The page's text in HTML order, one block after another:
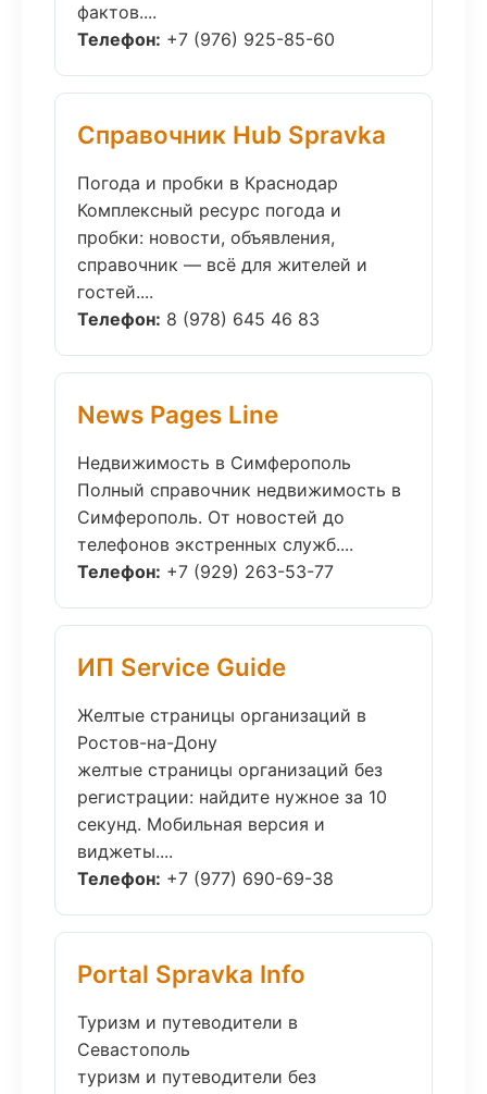
фактов....
Телефон: +7 (976) 925-85-60
Справочник Hub Spravka
Погода и пробки в Краснодар
Комплексный ресурс погода и
пробки: новости, объявления,
справочник — всё для жителей и
гостей....
Телефон: 8 (978) 645 46 83
News Pages Line
Недвижимость в Симферополь
Полный справочник недвижимость в
Симферополь. От новостей до
телефонов экстренных служб....
Телефон: +7 (929) 263-53-77
ИП Service Guide
Желтые страницы организаций в
Ростов-на-Дону
желтые страницы организаций без
регистрации: найдите нужное за 10
секунд. Мобильная версия и
виджеты....
Телефон: +7 (977) 690-69-38
Portal Spravka Info
Туризм и путеводители в
Севастополь
туризм и путеводители без